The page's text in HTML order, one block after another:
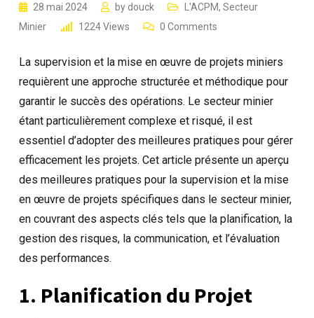
28 mai 2024 by douck L'ACPM, Secteur
Minier
1224Views 0 Comments
La supervision et la mise en œuvre de projets miniers
requièrent une approche structurée et méthodique pour
garantir le succès des opérations. Le secteur minier
étant particulièrement complexe et risqué, il est
essentiel d’adopter des meilleures pratiques pour gérer
efficacement les projets. Cet article présente un aperçu
des meilleures pratiques pour la supervision et la mise
en œuvre de projets spécifiques dans le secteur minier,
en couvrant des aspects clés tels que la planification, la
gestion des risques, la communication, et l’évaluation
des performances.
1. Planification du Projet